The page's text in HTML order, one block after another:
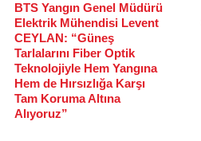
BTS Yangın Genel Müdürü
Elektrik Mühendisi Levent
CEYLAN: “Güneş
Tarlalarını Fiber Optik
Teknolojiyle Hem Yangına
Hem de Hırsızlığa Karşı
Tam Koruma Altına
Alıyoruz”